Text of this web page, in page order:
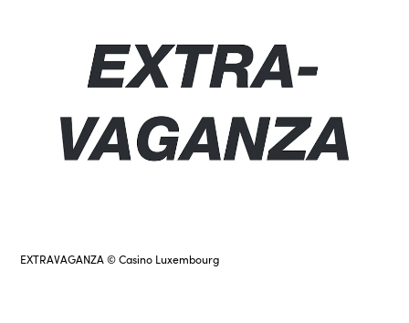
EXTRAVAGANZA © Casino Luxembourg